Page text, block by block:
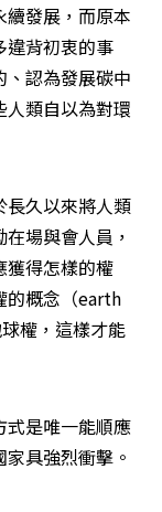
發展，而原本
違背初衷的事
認為發展碳中
類自以為對環
長久以來將人類
場與會人員，
獲得怎樣的權
的概念（earth
權，這樣才能
式是唯一能順應
具強烈衝擊。